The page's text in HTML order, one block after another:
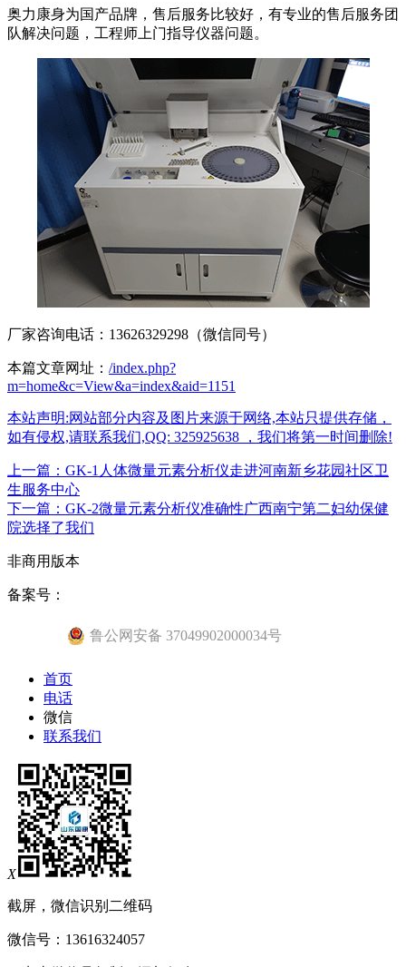
奥力康身为国产品牌，售后服务比较好，有专业的售后服务团
队解决问题，工程师上门指导仪器问题。
厂家咨询电话：13626329298（微信同号）
本篇文章网址： /index.php?
m=home&c=View&a=index&aid=1151
本站声明:网站部分内容及图片来源于网络,本站只提供存储，
如有侵权,请联系我们,QQ: 325925638 ，我们将第一时间删除!
上一篇：GK-1人体微量元素分析仪走进河南新乡花园社区卫
生服务中心
下一篇：GK-2微量元素分析仪准确性广西南宁第二妇幼保健
院选择了我们
非商用版本
备案号：
鲁公网安备 37049902000034号
首页
电话
微信
联系我们
X
截屏，微信识别二维码
微信号： 13616324057